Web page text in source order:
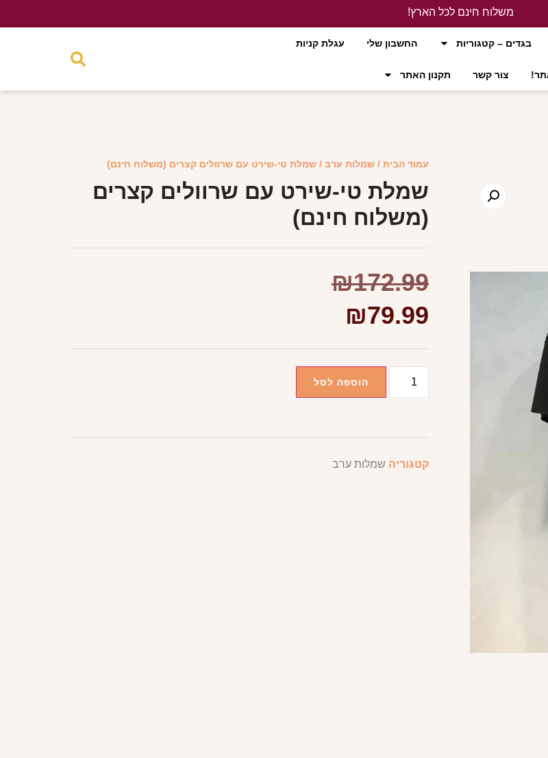
משלוח חינם לכל הארץ!
בגדים – קטגוריות החשבון שלי עגלת קניות
צור קשר תקנון האתר
עמוד הבית / שמלות ערב / שמלת טי-שירט עם שרוולים קצרים (משלוח חינם)
שמלת טי-שירט עם שרוולים קצרים
(משלוח חינם)
₪172.99
₪79.99
הוספה לסל
קטגוריה שמלות ערב